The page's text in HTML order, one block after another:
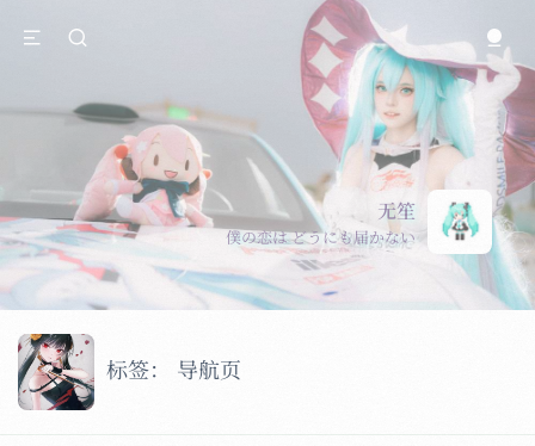
无笙
僕の恋は どうにも届かない
标签： 导航页